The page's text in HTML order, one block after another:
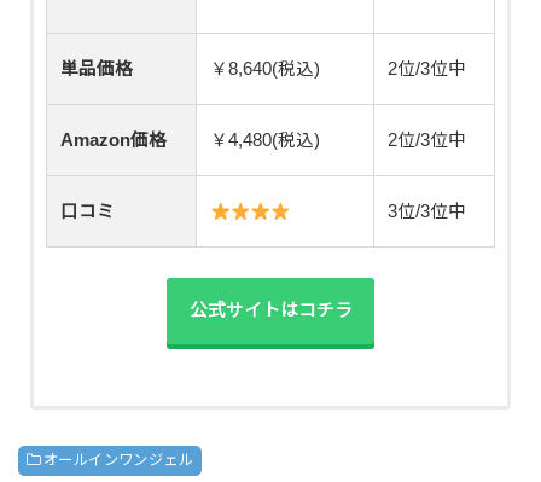
単品価格 ￥8,640(税込) 2位/3位中
Amazon価格 ￥4,480(税込) 2位/3位中
口コミ 3位/3位中
公式サイトはコチラ
オールインワンジェル